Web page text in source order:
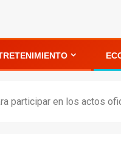
participar en los actos